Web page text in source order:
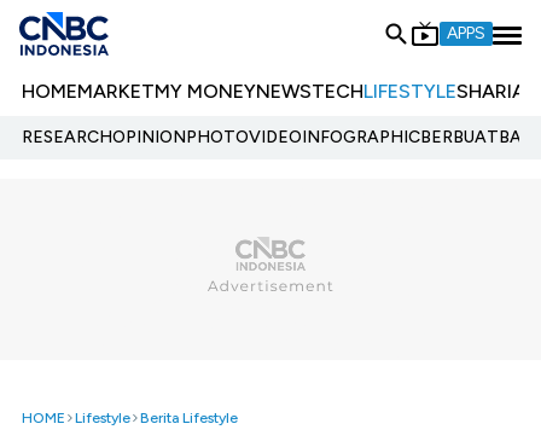
APPS
HOMEMARKETMY MONEYNEWSTECHLIFESTYLESHARIA
RESEARCHOPINIONPHOTOVIDEOINFOGRAPHIC
HOME Lifestyle Berita Lifestyle